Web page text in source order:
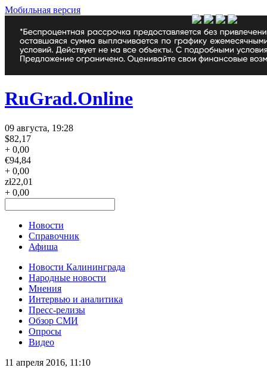
Мобильная версия
RuGrad.Online
09 августа, 19:28
$82,17
+ 0,00
€94,84
+ 0,00
zł22,01
+ 0,00
Новости
Справочник
Афиша
Новости Калининграда
Народные новости
Мнения
Интервью и аналитика
Пресс-релизы
Обзор СМИ
Опросы
Видео
11 апреля 2016, 11:10